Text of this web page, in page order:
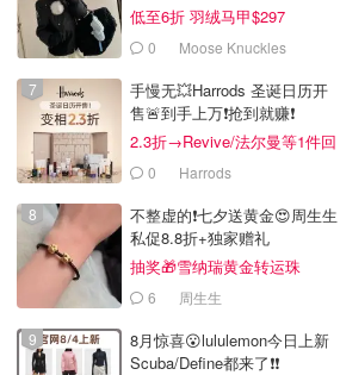
低至6折 羽绒马甲$297
0 Moose Knuckles
手慢无💥Harrods 圣诞日历开
售🚨到手上万❗️抢到就赚❗️
2.3折→Revive/法尔曼等1件回
本！0 Harrods
不整虚的❗️七夕送黄金😍周生生
私促8.8折+独家赠礼
抽奖🎁雪纳瑞黄金转运珠
6 周生生
8月惊喜😮lululemon今日上新
Scuba/Define都来了❗️❗️